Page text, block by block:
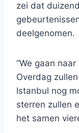
zei dat
deelgenomen.
“We gaan
Overdag
Istanbul nog
sterren zullen
het samen